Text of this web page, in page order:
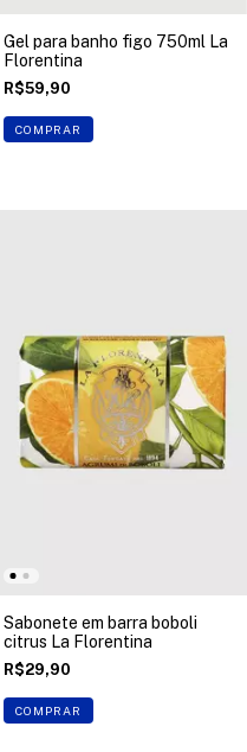
Gel para banho figo 750ml La
Florentina
R$59,90
COMPRAR
Sabonete em barra boboli
citrus La Florentina
R$29,90
COMPRAR